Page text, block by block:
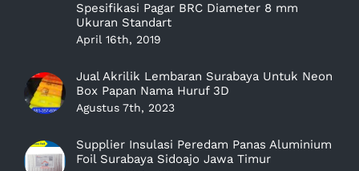
Spesifikasi Pagar BRC Diameter 8 mm
Ukuran Standart
April 16th, 2019
Jual Akrilik Lembaran Surabaya Untuk Neon
Box Papan Nama Huruf 3D
Agustus 7th, 2023
Supplier Insulasi Peredam Panas Aluminium
Foil Surabaya Sidoajo Jawa Timur